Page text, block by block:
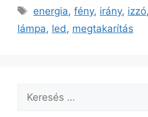
Címkék
energia,fény, irány, izzó,
lámpa, led , megtakarítás
Keresés: